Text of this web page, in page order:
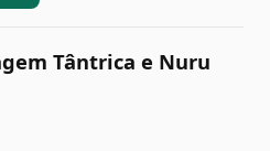
Tântrica e Nuru